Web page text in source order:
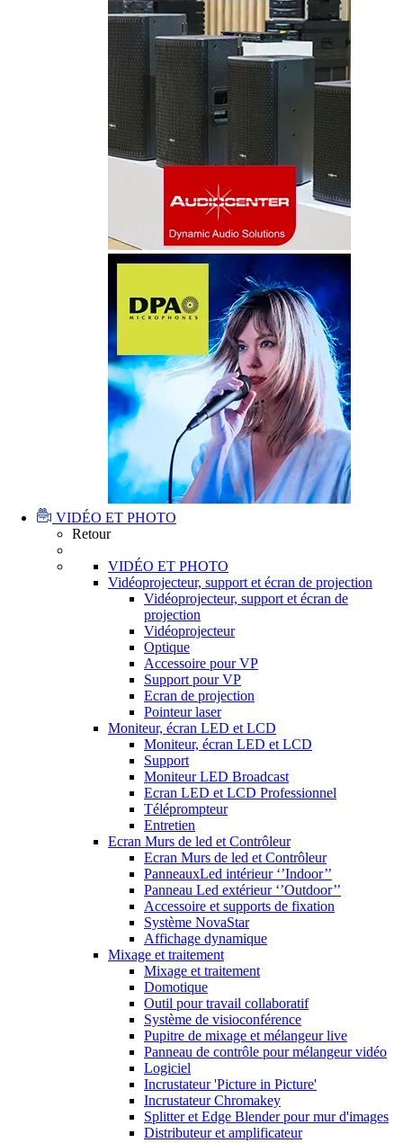
VIDÉO ET PHOTO
Retour
VIDÉO ET PHOTO
Vidéoprojecteur, support et écran de projection
Vidéoprojecteur, support et écran de
projection
Vidéoprojecteur
Optique
Accessoire pour VP
Support pour VP
Ecran de projection
Pointeur laser
Moniteur, écran LED et LCD
Moniteur, écran LED et LCD
Support
Moniteur LED Broadcast
Ecran LED et LCD Professionnel
Téléprompteur
Entretien
Ecran Murs de led et Contrôleur
Ecran Murs de led et Contrôleur
PanneauxLed intérieur ‘’Indoor’’
Panneau Led extérieur ‘’Outdoor’’
Accessoire et supports de fixation
Système NovaStar
Affichage dynamique
Mixage et traitement
Mixage et traitement
Domotique
Outil pour travail collaboratif
Système de visioconférence
Pupitre de mixage et mélangeur live
Panneau de contrôle pour mélangeur vidéo
Logiciel
Incrustateur 'Picture in Picture'
Incrustateur Chromakey
Splitter et Edge Blender pour mur d'images
Distributeur et amplificateur